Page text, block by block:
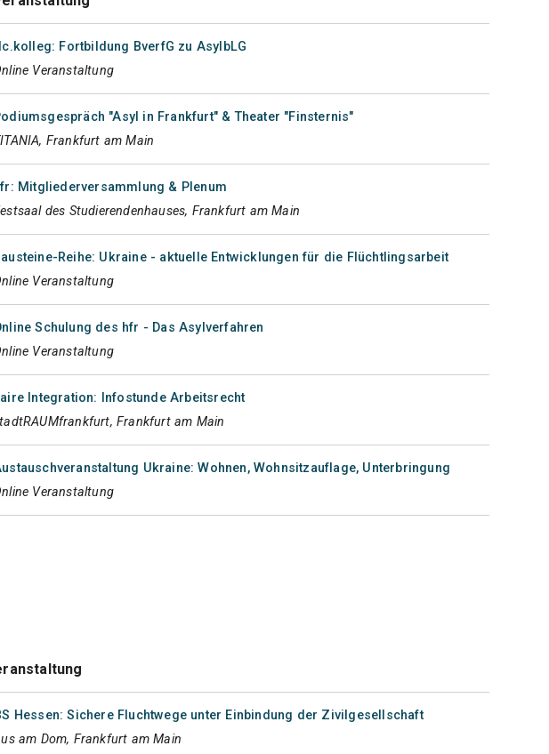
Fortbildung BverfG zu AsylbLG
Veranstaltung
"Asyl in Frankfurt" & Theater "Finsternis"
Frankfurt am Main
Mitgliederversammlung & Plenum
des Studierendenhauses, Frankfurt am Main
Reihe: Ukraine - aktuelle Entwicklungen für die Flüchtlingsarbeit
Veranstaltung
Schulung des hfr - Das Asylverfahren
Veranstaltung
Integration: Infostunde Arbeitsrecht
Frankfurt am Main
Ukraine: Wohnen, Wohnsitzauflage, Unterbringung
Veranstaltung
Hessen: Sichere Fluchtwege unter Einbindung der Zivilgesellschaft
am Dom, Frankfurt am Main